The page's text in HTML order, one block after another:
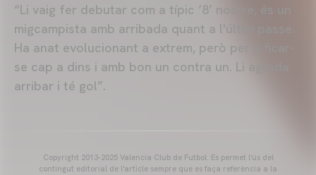
“Li vaig fer debutar com a típic ‘8’ nostre, és un
migcampista amb arribada quant a l'últim passe.
Ha anat evolucionant a extrem, però per a ficar-
se cap a dins i amb bon un contra un. Li agrada
arribar i té gol”.
Copyright 2013-2025 Valencia Club de Futbol. Es permet l'ús del
contingut editorial de l'article sempre que es faça referència a la